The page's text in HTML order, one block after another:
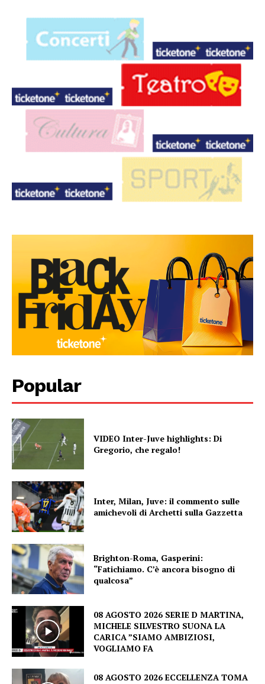
Popular
VIDEO Inter-Juve highlights: Di
Gregorio, che regalo!
Inter, Milan, Juve: il commento sulle
amichevoli di Archetti sulla Gazzetta
Brighton-Roma, Gasperini:
“Fatichiamo. C’è ancora bisogno di
qualcosa”
08 AGOSTO 2026 SERIE D MARTINA,
MICHELE SILVESTRO SUONA LA
CARICA ”SIAMO AMBIZIOSI,
VOGLIAMO FA
08 AGOSTO 2026 ECCELLENZA TOMA